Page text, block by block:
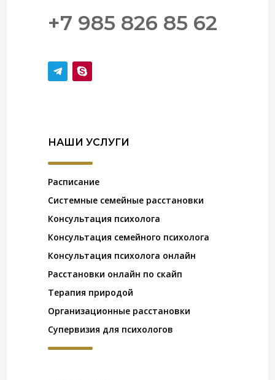
+7 985 826 85 62
НАШИ УСЛУГИ
Расписание
Системные семейные расстановки
Консультация психолога
Консультация семейного психолога
Консультация психолога онлайн
Расстановки онлайн по скайп
Терапия природой
Организационные расстановки
Супервизия для психологов